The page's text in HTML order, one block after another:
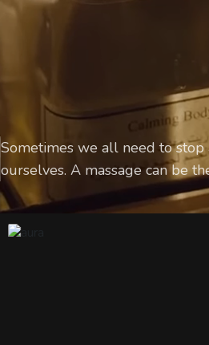
Sometimes we all need to stop
ourselves. A massage can be